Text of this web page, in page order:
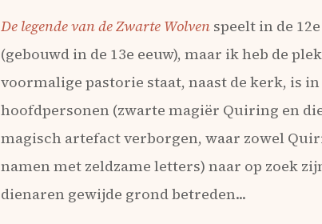
De legende van de Zwarte Wolvenspeelt in de
(gebouwd in de 13e eeuw), maar ik heb de
voormalige pastorie staat, naast de kerk, is
hoofdpersonen (zwarte magiër Quiring en
magisch artefact verborgen, waar zowel
namen met zeldzame letters) naar op zoek
dienaren gewijde grond betreden...